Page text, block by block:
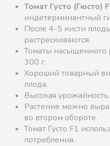
Томат Густо (Гюсто)
индетерминантный
После 4-5 кисти
растрескиваются.
Томаты насыщенного
300 г.
Хороший товарный
плода.
Высокая урожайность.
Растение можно
во втором обороте.
Томат Густо F1
потребления.